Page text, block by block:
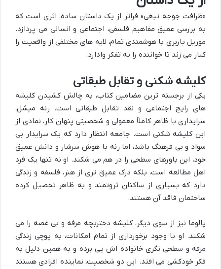
«ظرافت جوجه تیغی» فراتر از یک داستان ساده، اثری است که
به بررسی عمیق مفاهیم فلسفی، اجتماعی و انسانی می پردازد.
موریل باربری با هوشمندی تمام، لایه های مختلفی از واقعیت را
کنار می زند تا خواننده را به تفکر وادارد.
کلیشه شکنی و تقابل طبقاتی
یکی از برجسته ترین مضامین کتاب، به چالش کشیدن کلیشه
های رایج اجتماعی و نقد تقابل طبقاتی است. رنه میشل،
سرایداری با ظاهر کاملاً معمولی و شخصیتی پنهان کار، نمادی از
این کلیشه شکنی است. جامعه انتظار دارد که یک سرایدار بی
سواد و بی فرهنگ باشد، اما رنه با هوش سرشار و دانش عمیق
خود، این باورهای سطحی را در هم می شکند. او نه تنها یک فرد
اهل مطالعه است، بلکه درک عمیق تری از هنر، فلسفه و زندگی
دارد که بسیاری از ساکنان ثروتمند و به ظاهر تحصیل کرده
ساختمان فاقد آن هستند.
پالوما نیز از سوی دیگر، کلیشه دختربچه مرفه و بی غصه را می
شکند. او با وجود برخورداری از تمام امکانات، به پوچی زندگی
مرفه و سطحی نگری خانواده اش پی برده و به همین دلیل به
فکر خودکشی می افتد. این دو شخصیت، نماینده افرادی هستند